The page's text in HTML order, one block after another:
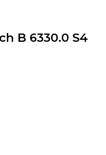
B 6330.0 S4